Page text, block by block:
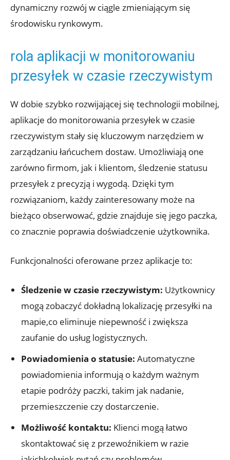
dynamiczny rozwój w ciągle zmieniającym się
środowisku rynkowym.
rola aplikacji w ‌monitorowaniu
przesyłek w czasie rzeczywistym
W dobie szybko rozwijającej się technologii mobilnej,
aplikacje do monitorowania przesyłek ​w ‍czasie
⁢rzeczywistym‍ stały się‌ kluczowym narzędziem w
zarządzaniu łańcuchem ‍dostaw. Umożliwiają​ one
zarówno firmom, jak i klientom, śledzenie statusu
przesyłek z precyzją i wygodą. Dzięki tym
‌rozwiązaniom, każdy⁤ zainteresowany może na
bieżąco obserwować, gdzie znajduje się jego paczka,
co znacznie poprawia doświadczenie użytkownika.
Funkcjonalności oferowane przez aplikacje to:
Śledzenie ⁢w czasie rzeczywistym: Użytkownicy⁢
mogą zobaczyć dokładną ‌lokalizację przesyłki‌ na
mapie,co eliminuje niepewność i zwiększa
zaufanie do usług logistycznych.
Powiadomienia o statusie: Automatyczne
powiadomienia⁤ informują o ⁢każdym ważnym
etapie podróży paczki, takim jak nadanie,
przemieszczenie czy dostarczenie.
Możliwość kontaktu: Klienci mogą łatwo
skontaktować się z przewoźnikiem w razie‍